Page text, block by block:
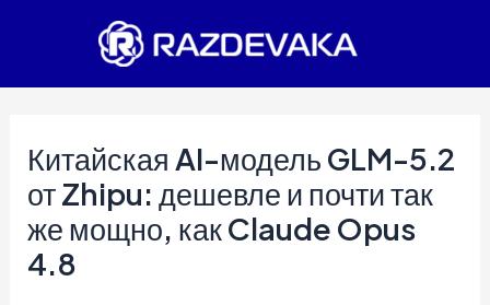
Китайская AI-модель GLM-5.2
от Zhipu: дешевле и почти так
же мощно, как Claude Opus
4.8